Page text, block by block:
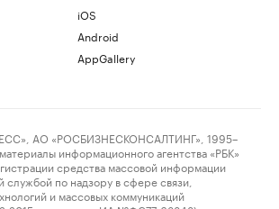
iOS
Android
AppGallery
АО «РОСБИЗНЕСКОНСАЛТИНГ», 1995–
информационного агентства «РБК»
средства массовой информации
по надзору в сфере связи,
и массовых коммуникаций